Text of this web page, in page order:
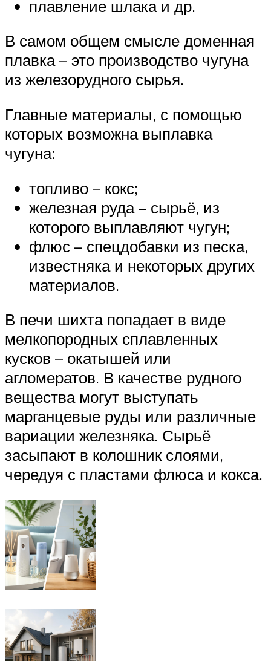
плавление шлака и др.
В самом общем смысле доменная
плавка – это производство чугуна
из железорудного сырья.
Главные материалы, с помощью
которых возможна выплавка
чугуна:
топливо – кокс;
железная руда – сырьё, из
которого выплавляют чугун;
флюс – спецдобавки из песка,
известняка и некоторых других
материалов.
В печи шихта попадает в виде
мелкопородных сплавленных
кусков – окатышей или
агломератов. В качестве рудного
вещества могут выступать
марганцевые руды или различные
вариации железняка. Сырьё
засыпают в колошник слоями,
чередуя с пластами флюса и кокса.